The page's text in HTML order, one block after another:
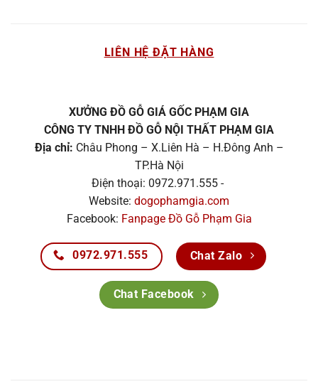
LIÊN HỆ ĐẶT HÀNG
XƯỞNG ĐỒ GỖ GIÁ GỐC PHẠM GIA
CÔNG TY TNHH ĐỒ GỖ NỘI THẤT PHẠM GIA
Địa chỉ: Châu Phong – X.Liên Hà – H.Đông Anh –
TP.Hà Nội
Điện thoại: 0972.971.555 -
Website: dogophamgia.com
Facebook: Fanpage Đồ Gỗ Phạm Gia
0972.971.555 Chat Zalo
Chat Facebook